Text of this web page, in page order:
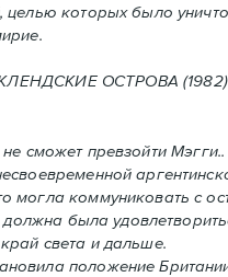
которых было
ОСТРОВА (1982)
сможет превзойти
могла коммуниковать с
была
света и дальше.
положение